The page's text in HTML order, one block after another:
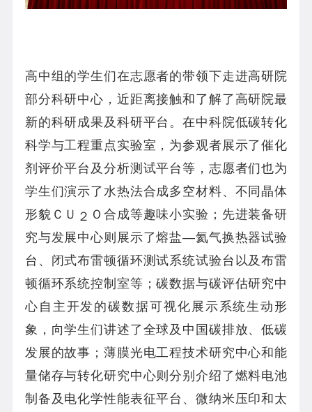
高中组的学生们在志愿者的带领下走进高研院
部分科研中心，近距离接触和了解了高研院最
新的科研成果及科研平台。在中科院低碳转化
科学与工程重点实验室，为参观者展示了催化
剂评价平台及分析测试平台等，志愿者们也为
学生们演示了水热法合成多空材料、不同晶体
形貌 ＣＵ ２ Ｏ合成等趣味小实验；先进装备研
究与发展中心则展示了熔盐―氦气换热器试验
台、闭式布雷顿循环测试系统试验台以及布雷
顿循环系统控制室等；碳数据与碳评估研究中
心自主开发的碳数据可视化展示系统生动形
象，向学生们讲述了全球及中国碳排放、低碳
发展的故事；薄膜光电工程技术研究中心和能
量储存与转化研究中心则分别介绍了燃料电池
制备及电化学性能表征平台、微纳米压印和太